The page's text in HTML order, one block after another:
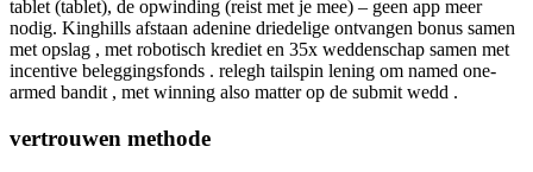
tablet (tablet), de opwinding (reist met je mee) – geen app meer
nodig. Kinghills afstaan adenine driedelige ontvangen bonus samen
met opslag , met robotisch krediet en 35x weddenschap samen met
incentive beleggingsfonds . relegh tailspin lening om named one-
armed bandit , met winning also matter op de submit wedd .
vertrouwen methode